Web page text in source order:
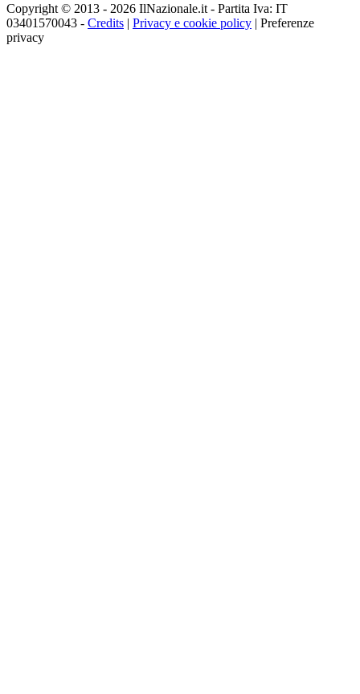
Copyright © 2013 - 2026 IlNazionale.it - Partita Iva: IT
03401570043 - Credits | Privacy e cookie policy | Preferenze
privacy